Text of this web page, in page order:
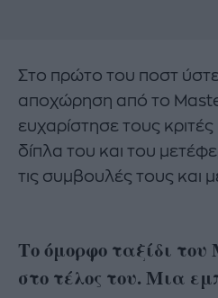
Στο πρώτο του ποστ
αποχώρηση από το
ευχαρίστησε τους
δίπλα του και του
τις συμβουλές τους και
Το όμορφο ταξίδι
στο τέλος του. Μια